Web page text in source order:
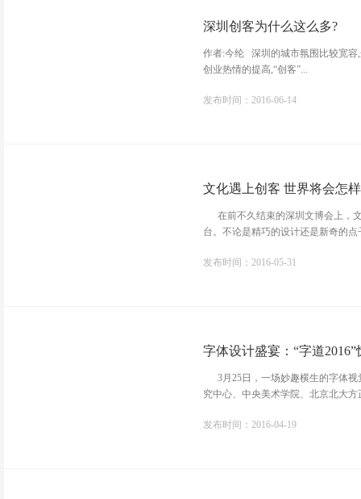
深圳创客为什么这么多?
作者:今纶 深圳的城市氛围比较宽
创业热情的提高,“创客”...
发布时间：2016-06-14
文化遇上创客 世界将会怎样
在前不久结束的深圳文博会上，
台。不论是精巧的设计还是新奇的点
发布时间：2016-05-31
字体设计盛宴：“字道
3月25日，一场妙趣横生的字体视
究中心、中央美术学院、北京北大方
发布时间：2016-04-19